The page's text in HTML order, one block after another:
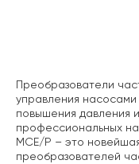
Преобразователи
управления
повышения давления
профессиональных
MCE/P – это
преобразователей